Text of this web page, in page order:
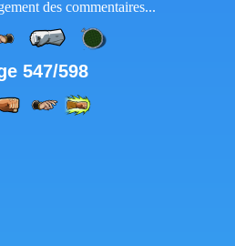
des commentaires...
547/598